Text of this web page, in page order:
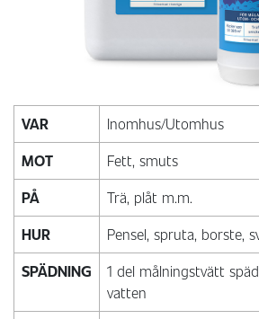
VAR
Inomhus/Utomhus
MOT
Fett, smuts
PÅ
Trä, plåt m.m.
HUR
Pensel, spruta, borste,
SPÄDNING
1 del målningstvätt
vatten